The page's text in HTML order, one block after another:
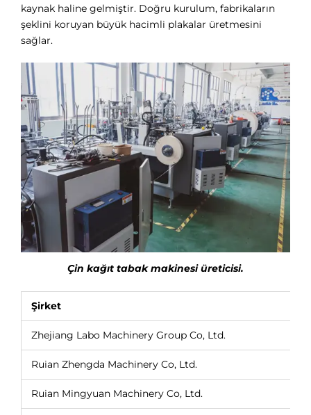
kaynak haline gelmiştir. Doğru kurulum, fabrikaların
şeklini koruyan büyük hacimli plakalar üretmesini
sağlar.
Çin kağıt tabak makinesi üreticisi.
Şirket
Zhejiang Labo Machinery Group Co, Ltd.
Ruian Zhengda Machinery Co, Ltd.
Ruian Mingyuan Machinery Co, Ltd.